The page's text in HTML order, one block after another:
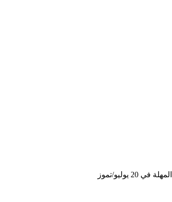
يوليو/تموز